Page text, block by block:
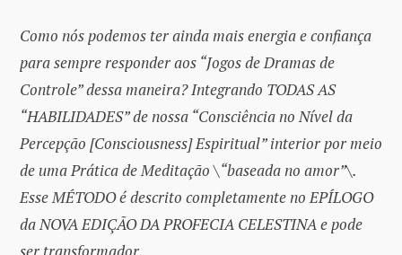
Como nós podemos ter ainda mais energia e confiança
para sempre responder aos “Jogos de Dramas de
Controle” dessa maneira? Integrando TODAS AS
“HABILIDADES” de nossa “Consciência no Nível da
Percepção [Consciousness] Espiritual” interior por meio
de uma Prática de Meditação \“baseada no amor”\.
Esse MÉTODO é descrito completamente no EPÍLOGO
da NOVA EDIÇÃO DA PROFECIA CELESTINA e pode